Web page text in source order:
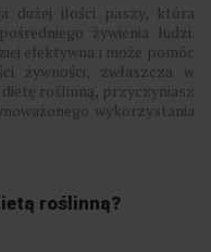
dużej ilości paszy, która
żywienia ludzi.
efektywna i może pomóc
żywności, zwłaszcza w
roślinną, przyczyniasz
wykorzystania
roślinną?